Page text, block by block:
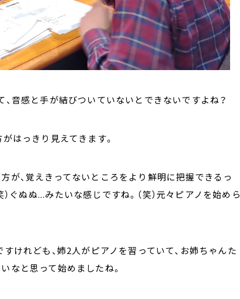
、音感と手が結びついていないとできないですよね？
はっきり見えてきます。
が、覚えきってないところをより鮮明に把握できるっ
ぐぬぬ...みたいな感じですね。（笑）元々ピアノを始めら
けれども、姉2人がピアノを習っていて、お姉ちゃんた
なと思って始めましたね。